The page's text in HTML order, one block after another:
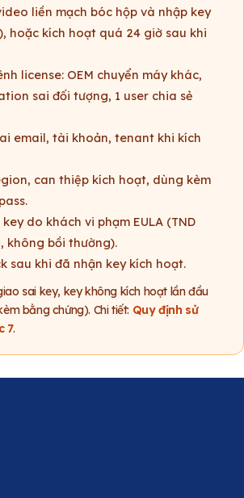
liền mạch bóc hộp và nhập key
hoặc kích hoạt quá 24 giờ sau khi
license: OEM chuyển máy khác,
sai đối tượng, 1 user chia sẻ
email, tài khoản, tenant khi kích
can thiệp kích hoạt, dùng kèm
do khách vi phạm EULA (TND
không bồi thường).
sau khi đã nhận key kích hoạt.
sai key, key không kích hoạt lần đầu
bằng chứng). Chi tiết: Quy định sử
7.